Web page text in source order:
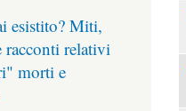
esistito? Miti,
racconti relativi
morti e